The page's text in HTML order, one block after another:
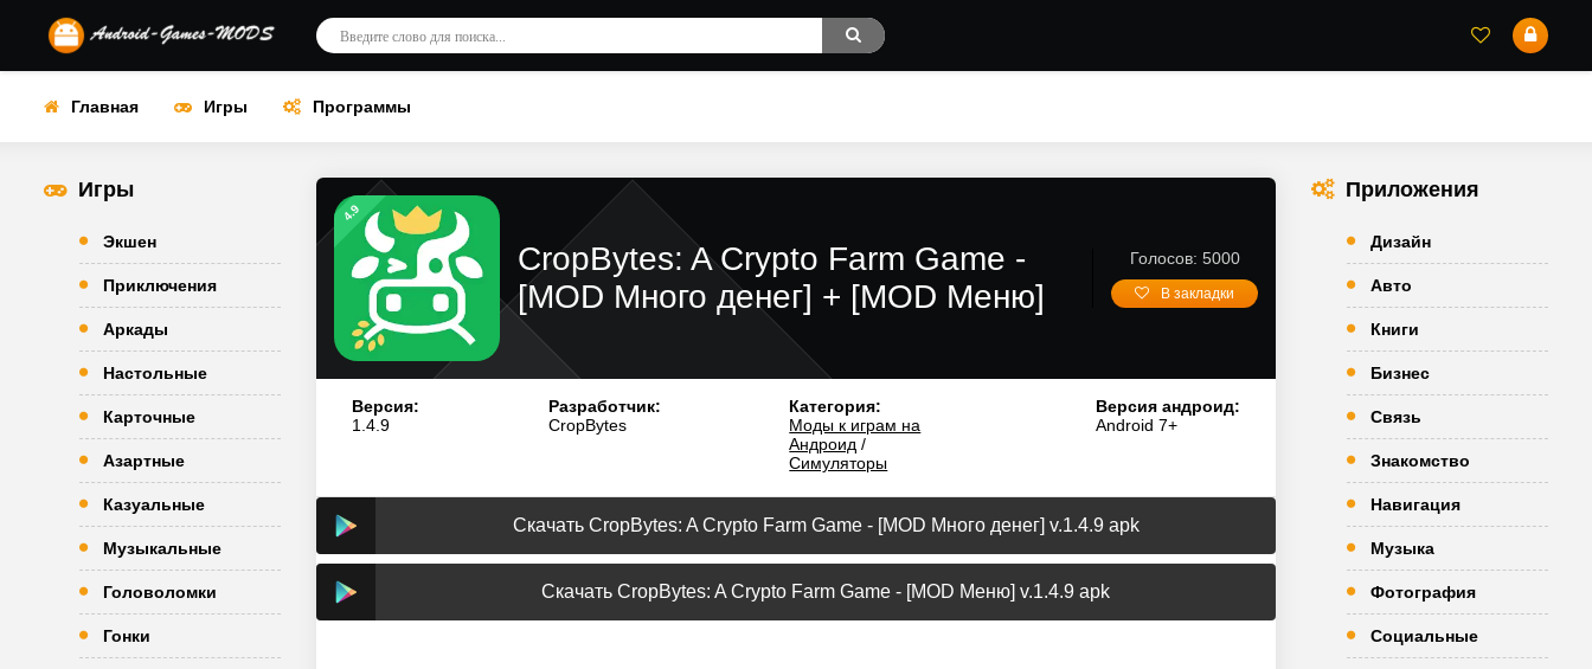
Главная Игры Программы
Игры
Экшен
Приключения
Аркады
Настольные
Карточные
Азартные
Казуальные
Музыкальные
Головоломки
Гонки
4.9
CropBytes: A Crypto Farm Game -
[MOD Много денег] + [MOD Меню]
Голосов: 5000
В закладки
Версия:
1.4.9
Разработчик:
CropBytes
Категория:
Моды к играм на
Андроид /
Симуляторы
Версия андроид:
Android 7+
Скачать CropBytes: A Crypto Farm Game - [MOD Много денег] v.1.4.9 apk
Скачать CropBytes: A Crypto Farm Game - [MOD Меню] v.1.4.9 apk
Приложения
Дизайн
Авто
Книги
Бизнес
Связь
Знакомство
Навигация
Музыка
Фотография
Социальные